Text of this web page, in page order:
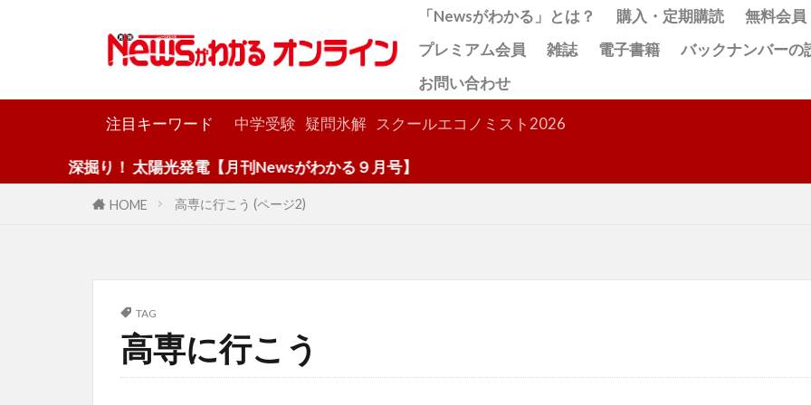
「Newsがわかる」とは？ 購入・定期購読
無料会員
プレミアム会員
雑誌 電子書籍
バックナンバーの
お問い合わせ
注目キーワード 中学受験 疑問氷解 スクールエコノミスト2026
り！ 太陽光発電【月刊Newsがわかる９月号】
HOME 高専に行こう (ページ2)
TAG
高専に行こう
検索